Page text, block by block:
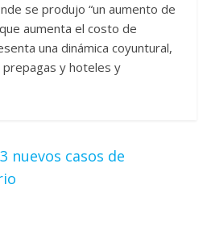
se produjo “un aumento de
aumenta el costo de
una dinámica coyuntural,
️prepagas y ️hoteles y
nuevos casos de